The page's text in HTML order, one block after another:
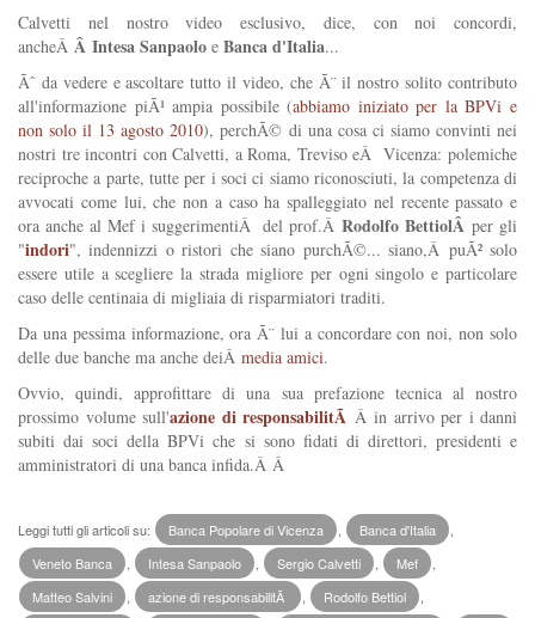
Calvetti nel nostro video esclusivo, dice, con noi concordi,
ancheÂ Â Intesa Sanpaolo e Banca d'Italia...
Ãˆ da vedere e ascoltare tutto il video, che Ã¨ il nostro solito contributo
all'informazione piÃ¹ ampia possibile (abbiamo iniziato per la BPVi e
non solo il 13 agosto 2010), perchÃ© di una cosa ci siamo convinti nei
nostri tre incontri con Calvetti, a Roma, Treviso eÂ Vicenza: polemiche
reciproche a parte, tutte per i soci ci siamo riconosciuti, la competenza di
avvocati come lui, che non a caso ha spalleggiato nel recente passato e
ora anche al Mef i suggerimentiÂ del prof.ÂRodolfo BettiolÂper gli
"indori", indennizzi o ristori che siano purchÃ©... siano,Â puÃ² solo
essere utile a scegliere la strada migliore per ogni singolo e particolare
caso delle centinaia di migliaia di risparmiatori traditi.
Da una pessima informazione, ora Ã¨ lui a concordare con noi, non solo
delle due banche ma anche deiÂ media amici.
Ovvio, quindi, approfittare di una sua prefazione tecnica al nostro
prossimo volume sull'azione di responsabilitÃ Â in arrivo per i danni
subiti dai soci della BPVi che si sono fidati di direttori, presidenti e
amministratori di una banca infida.Â Â
Leggi tutti gli articoli su: Banca Popolare di Vicenza Banca d'Italia
Veneto Banca
Intesa Sanpaolo Sergio Calvetti Mef
Matteo Salvini
azione di responsabilitÃ Rodolfo Bettiol